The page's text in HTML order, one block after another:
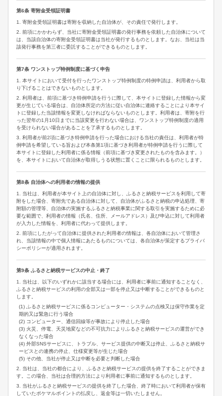
第6条 寄附金受領証明書
1. 寄附金受領証明書は寄附を収納した自治体が、その責任で発行します。
2. 前項にかかわらず、当社に寄附金受領証明書の発行事務を依頼した自治体について
は、当該自治体の寄附金受領証明書は当社が発行するものとします。なお、当社は当
該発行事務を第三者に委託することができるものとします。
第7条 ワンストップ特例制度に基づく申告
1. 本サイトにおいて受付を行ったワンストップ特例制度の特例申請は、利用者から取
り下げることはできないものとします。
2. 利用者は、前項に基づき特例申請を行うに際して、本サイトに登録した情報から変
更が生じている場合は、自治体所定の方法に従い自治体に連絡することにより本サイ
トに登録した当該情報を変更しなければならないものとします。利用者は、寄附を行
った翌年の1月10日までに当該変更を行わない場合は、ワンストップ特例制度の適用
を受けられない場合があることを了承するものとします。
3. 利用者が前2項に基づき特例申請を行った場合における当社の責任は、利用者が特
例申請を希望している旨および本条第1項に基づき利用者が特例申請を行うに際して
本サイトに登録した利用者に係る情報（前項に基づき変更されたものを含みます。）
を、本サイトにおいて自治体が取得しうる状態に置くことに限られるものとします。
第8条 自治体への利用者の情報の提供
1. 当社は、利用者が本サイト上の自治体に対し、ふるさと納税サービスを利用して寄
附をした場合、寄附先である自治体に対して、自治体がふるさと納税の申込処理、寄
附額の管理等、自治体の実施するふるさと納税事業に関する取引を実施するために必
要な範囲で、利用者の情報（氏名、住所、メールアドレス）及び申込に対して利用者
が入力した情報を、利用者に代わって提供します。
2. 前項にしたがって自治体に提供された利用者の情報は、各自治体において管理さ
れ、当該情報の中で個人情報にあたるものについては、各自治体が策定するプライバ
シーポリシーが適用されます。
第9条 ふるさと納税サービスの中止・終了
1. 当社は、以下のいずれかに該当する場合には、利用者に事前に通知することなく、
ふるさと納税サービスの利用の全部又は一部を停止又は中断することができるものと
します。
(1) ふるさと納税サービスに係るコンピューター・システムの点検又は保守作業を定
期的又は緊急に行う場合
(2) コンピューター、通信回線等が事故により停止した場合
(3) 火災、停電、天災地変などの不可抗力によりふるさと納税サービスの運営ができ
なくなった場合
(4) 外部SNSサービスに、トラブル、サービス提供の中断又は停止、ふるさと納税サ
ービスとの連携の停止、仕様変更等が生じた場合
(5) その他、当社が停止又は中断を必要と判断した場合
2. 当社は、当社の都合により、ふるさと納税サービスの提供を終了することができま
す。この場合、当社は合理的方法により利用者に事前に通知するものとします。
3. 当社がふるさと納税サービスの提供を終了した場合、終了時において利用者が保有
していたポケマルポイントの払戻し、返金等は一切いたしません。